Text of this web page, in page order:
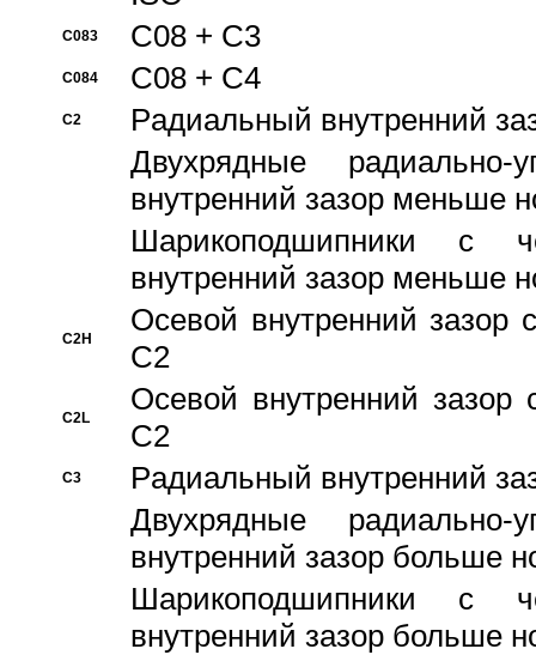
C083 C08 + C3
C084 C08 + C4
C2
Pадиальный внутренний
Двухрядные радиально-
внутренний зазор меньше
Шарикоподшипники с
внутренний зазор меньше
C2H
Осевой внутренний зазор
C2
C2L
Осевой внутренний зазор
C2
C3
Pадиальный внутренний
Двухрядные радиально-
внутренний зазор больше
Шарикоподшипники с
внутренний зазор больше